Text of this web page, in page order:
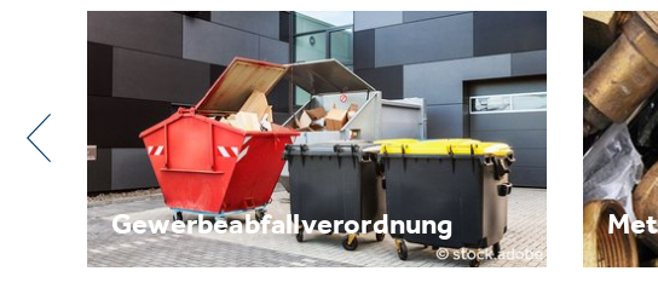
Metallrecycling